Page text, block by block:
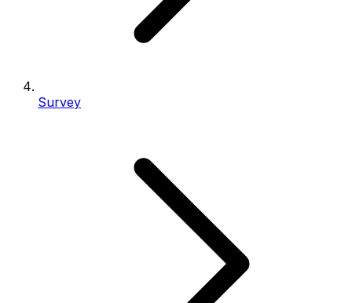
Survey